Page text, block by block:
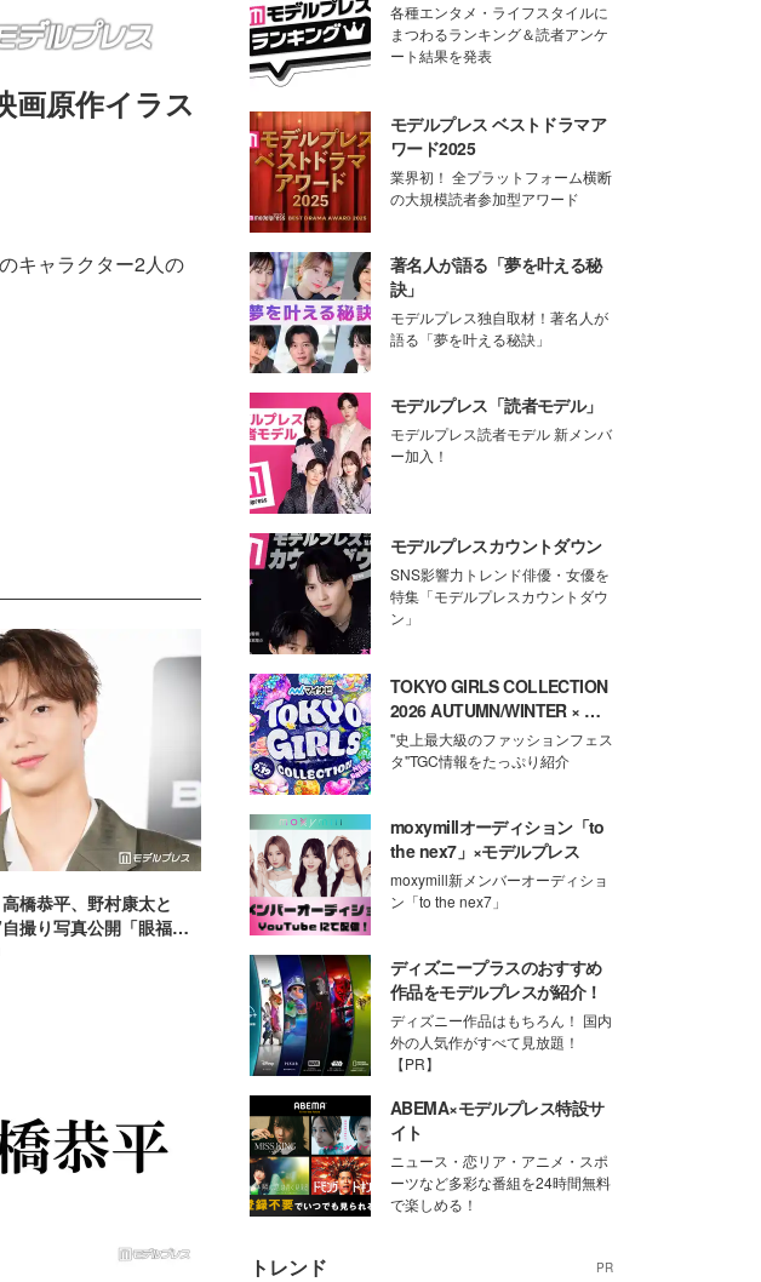
画原作イラス
キャラクター2人の
橋恭平、野村康太と
撮り写真公開「眼福」
の絡みありがたい」と
各種エンタメ・ライフスタイルに
まつわるランキング＆読者アンケ
ート結果を発表
モデルプレス ベストドラマア
ワード2025
業界初！ 全プラットフォーム横断
の大規模読者参加型アワード
著名人が語る「夢を叶える秘
訣」
モデルプレス独自取材！著名人が
語る「夢を叶える秘訣」
モデルプレス「読者モデル」
モデルプレス読者モデル 新メンバ
ー加入！
モデルプレスカウントダウン
SNS影響力トレンド俳優・女優を
特集「モデルプレスカウントダウ
ン」
TOKYO GIRLS COLLECTION
2026 AUTUMN/WINTER × モ
デルプレス
"史上最大級のファッションフェス
タ"TGC情報をたっぷり紹介
moxymillオーディション「to
the nex7」×モデルプレス
moxymill新メンバーオーディショ
ン「to the nex7」
ディズニープラスのおすすめ
作品をモデルプレスが紹介！
ディズニー作品はもちろん！ 国内
外の人気作がすべて見放題！
【PR】
ABEMA×モデルプレス特設サ
イト
ニュース・恋リア・アニメ・スポ
ーツなど多彩な番組を24時間無料
で楽しめる！
トレンド PR